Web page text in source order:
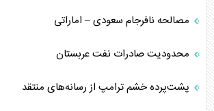
مصالحه نافرجام سعودی – اماراتی
محدودیت صادرات نفت عربستان
پشت‌پرده خشم ترامپ از رسانه‌های منتقد